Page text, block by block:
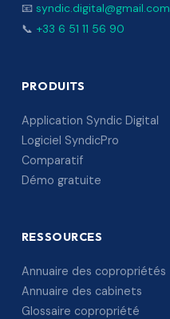
📧 syndic.digital@gmail.com
📞 +33 6 51 11 56 90
PRODUITS
Application Syndic Digital
Logiciel SyndicPro
Comparatif
Démo gratuite
RESSOURCES
Annuaire des copropriétés
Annuaire des cabinets
Glossaire copropriété